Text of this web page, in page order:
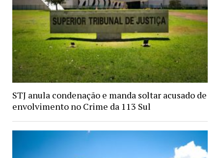
STJ anula condenação e manda soltar acusado de
envolvimento no Crime da 113 Sul